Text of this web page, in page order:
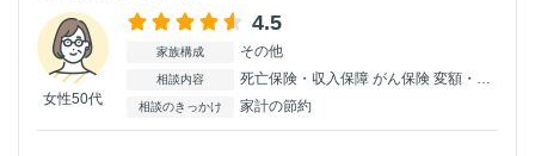
女性50代
4.5
家族構成 その他
相談内容 死亡保険・収入保障 がん保険 変額・外貨保険
相談のきっかけ 家計の節約